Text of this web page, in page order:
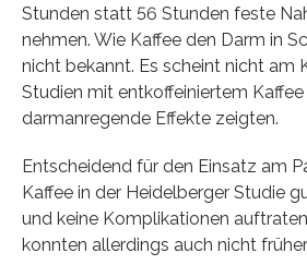
Stunden statt 56 Stunden feste
nehmen. Wie Kaffee den Darm in
nicht bekannt. Es scheint nicht am
Studien mit entkoffeiniertem Kaffee
darmanregende Effekte zeigten.
Entscheidend für den Einsatz am
Kaffee in der Heidelberger Studie
und keine Komplikationen
konnten allerdings auch nicht